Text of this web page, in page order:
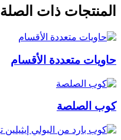
المنتجات ذات الصلة
حاويات متعددة الأقسام
كوب الصلصة